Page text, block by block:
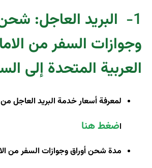
1-
البريد العاجل:
وجوازات السفر من
العربية المتحدة إلى
لمعرفة أسعار خدمة البريد العاجل من
اضغط هنا
مدة شحن أوراق وجوازات السفر من